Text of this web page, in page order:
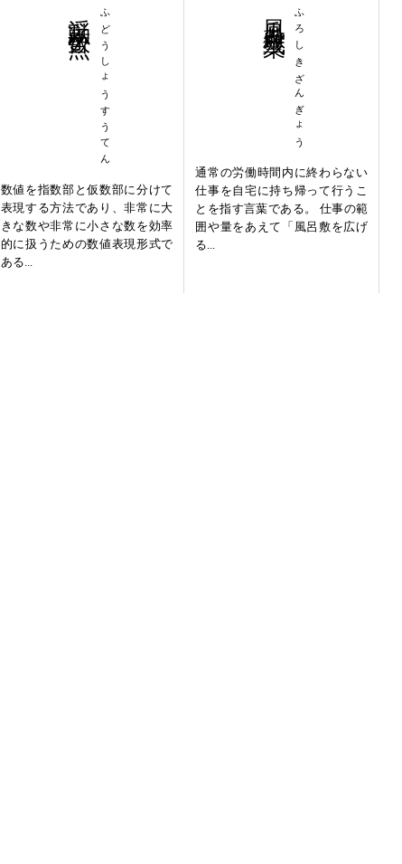
ふどうしょうすうてん
数値を指数部と仮数部に分けて
表現する方法であり、非常に大
きな数や非常に小さな数を効率
的に扱うための数値表現形式で
ある...
ふろしきざんぎょう
通常の労働時間内に終わらない
仕事を自宅に持ち帰って行うこ
とを指す言葉である。 仕事の範
囲や量をあえて「風呂敷を広げ
る...